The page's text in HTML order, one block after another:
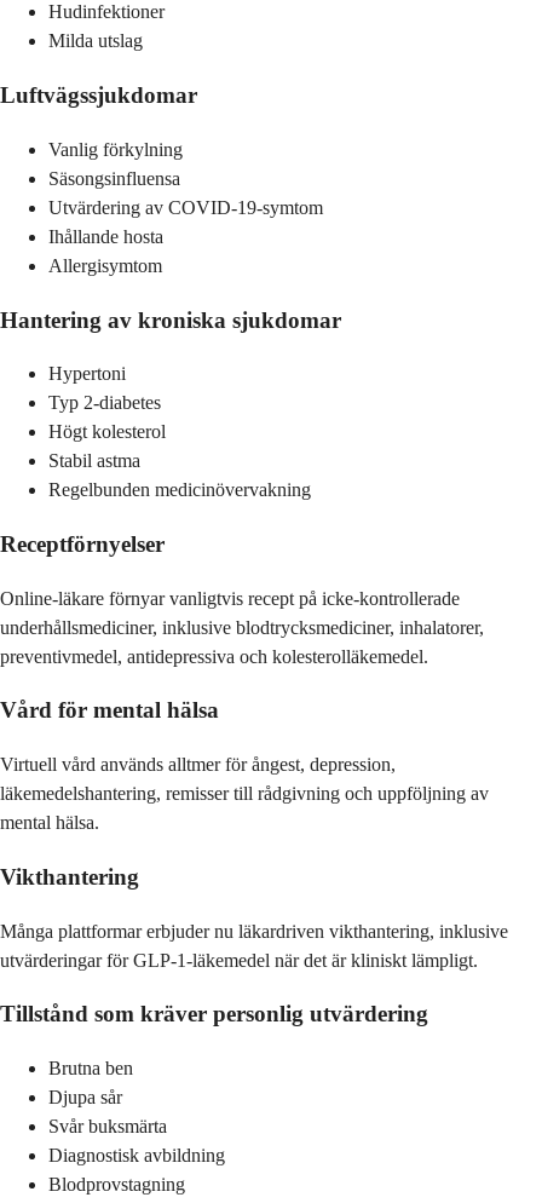
Hudinfektioner
Milda utslag
Luftvägssjukdomar
Vanlig förkylning
Säsongsinfluensa
Utvärdering av COVID-19-symtom
Ihållande hosta
Allergisymtom
Hantering av kroniska sjukdomar
Hypertoni
Typ 2-diabetes
Högt kolesterol
Stabil astma
Regelbunden medicinövervakning
Receptförnyelser
Online-läkare förnyar vanligtvis recept på icke-kontrollerade
underhållsmediciner, inklusive blodtrycksmediciner, inhalatorer,
preventivmedel, antidepressiva och kolesterolläkemedel.
Vård för mental hälsa
Virtuell vård används alltmer för ångest, depression,
läkemedelshantering, remisser till rådgivning och uppföljning av
mental hälsa.
Vikthantering
Många plattformar erbjuder nu läkardriven vikthantering, inklusive
utvärderingar för GLP-1-läkemedel när det är kliniskt lämpligt.
Tillstånd som kräver personlig utvärdering
Brutna ben
Djupa sår
Svår buksmärta
Diagnostisk avbildning
Blodprovstagning